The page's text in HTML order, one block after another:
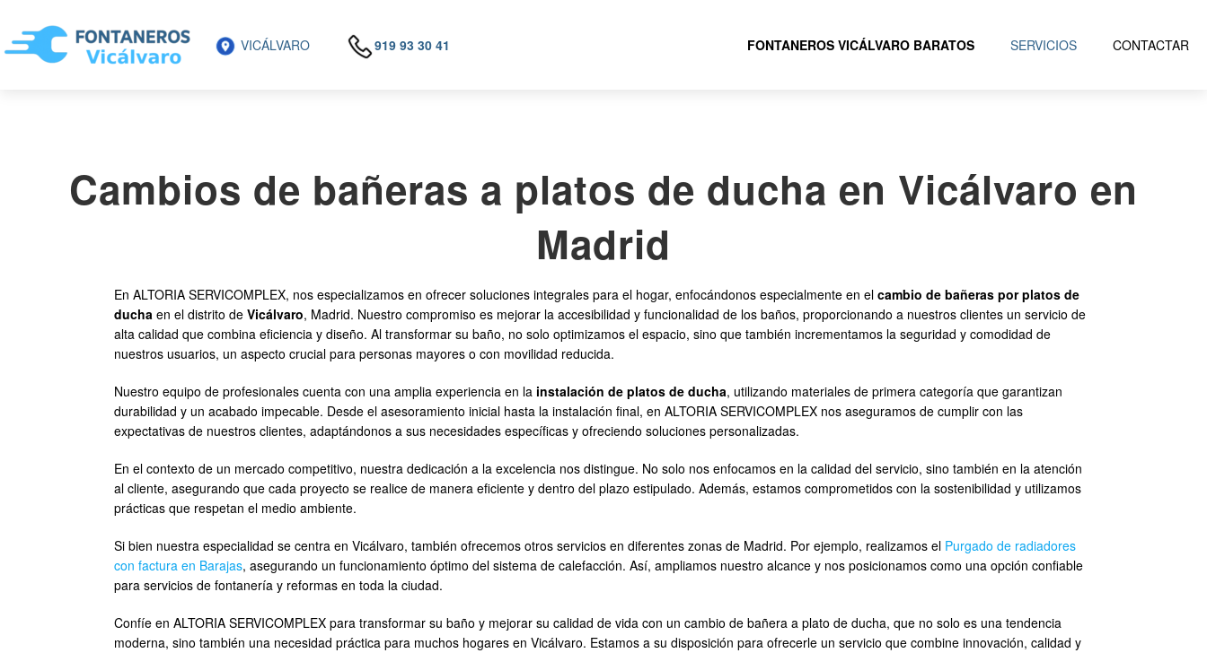
VICÁLVARO 919 93 30 41 FONTANEROS VICÁLVARO BARATOS SERVICIOS CONTACTAR
Cambios de bañeras a platos de ducha en Vicálvaro en
Madrid
En ALTORIA SERVICOMPLEX, nos especializamos en ofrecer soluciones integrales para el hogar, enfocándonos especialmente en el cambio de bañeras por platos de
ducha en el distrito de Vicálvaro, Madrid. Nuestro compromiso es mejorar la accesibilidad y funcionalidad de los baños, proporcionando a nuestros clientes un servicio de
alta calidad que combina eficiencia y diseño. Al transformar su baño, no solo optimizamos el espacio, sino que también incrementamos la seguridad y comodidad de
nuestros usuarios, un aspecto crucial para personas mayores o con movilidad reducida.
Nuestro equipo de profesionales cuenta con una amplia experiencia en la instalación de platos de ducha, utilizando materiales de primera categoría que garantizan
durabilidad y un acabado impecable. Desde el asesoramiento inicial hasta la instalación final, en ALTORIA SERVICOMPLEX nos aseguramos de cumplir con las
expectativas de nuestros clientes, adaptándonos a sus necesidades específicas y ofreciendo soluciones personalizadas.
En el contexto de un mercado competitivo, nuestra dedicación a la excelencia nos distingue. No solo nos enfocamos en la calidad del servicio, sino también en la atención
al cliente, asegurando que cada proyecto se realice de manera eficiente y dentro del plazo estipulado. Además, estamos comprometidos con la sostenibilidad y utilizamos
prácticas que respetan el medio ambiente.
Si bien nuestra especialidad se centra en Vicálvaro, también ofrecemos otros servicios en diferentes zonas de Madrid. Por ejemplo, realizamos el Purgado de radiadores
con factura en Barajas, asegurando un funcionamiento óptimo del sistema de calefacción. Así, ampliamos nuestro alcance y nos posicionamos como una opción confiable
para servicios de fontanería y reformas en toda la ciudad.
Confíe en ALTORIA SERVICOMPLEX para transformar su baño y mejorar su calidad de vida con un cambio de bañera a plato de ducha, que no solo es una tendencia
moderna, sino también una necesidad práctica para muchos hogares en Vicálvaro. Estamos a su disposición para ofrecerle un servicio que combine innovación, calidad y